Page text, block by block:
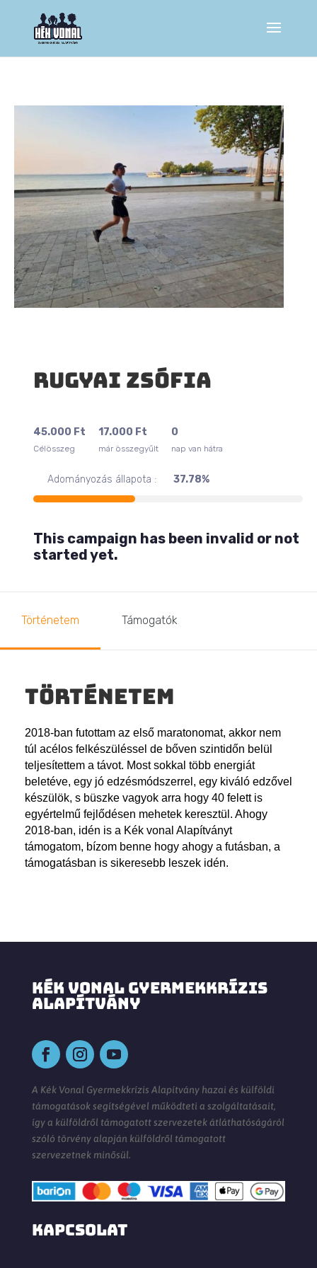
Rugyai Zsófia
45.000 Ft
Célösszeg
17.000 Ft
már összegyűlt
0
nap van hátra
Adományozás állapota : 37.78%
This campaign has been invalid or not
started yet.
Történetem Támogatók
Történetem
2018-ban futottam az első maratonomat, akkor nem
túl acélos felkészüléssel de bőven szintidőn belül
teljesítettem a távot. Most sokkal több energiát
beletéve, egy jó edzésmódszerrel, egy kiváló edzővel
készülök, s büszke vagyok arra hogy 40 felett is
egyértelmű fejlődésen mehetek keresztül. Ahogy
2018-ban, idén is a Kék vonal Alapítványt
támogatom, bízom benne hogy ahogy a futásban, a
támogatásban is sikeresebb leszek idén.
KÉK VONAL GYERMEKKRÍZIS
ALAPÍTVÁNY
A Kék Vonal Gyermekkrízis Alapítvány hazai és külföldi
támogatások segítségével működteti a szolgáltatásait,
így a külföldről támogatott szervezetek átláthatóságáról
szóló törvény alapján külföldről támogatott
szervezetnek minősül.
KAPCSOLAT